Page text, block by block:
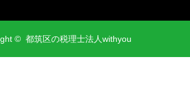
©都筑区の税理士法人withyou